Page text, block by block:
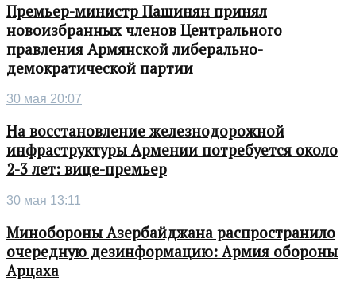
Премьер-министр Пашинян принял
новоизбранных членов Центрального
правления Армянской либерально-
демократической партии
30 мая 20:07
На восстановление железнодорожной
инфраструктуры Армении потребуется около
2-3 лет: вице-премьер
30 мая 13:11
Минобороны Азербайджана распространило
очередную дезинформацию: Армия обороны
Арцаха